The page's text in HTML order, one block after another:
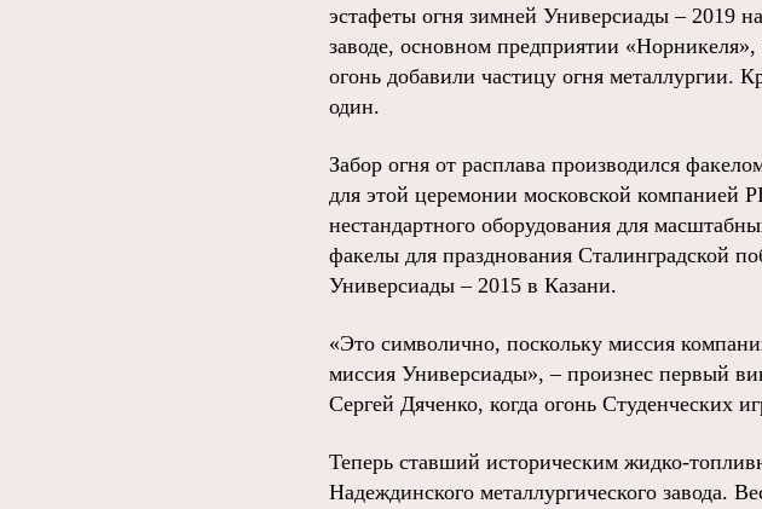
эстафеты огня зимней Универсиады – 2019
заводе, основном предприятии
огонь добавили частицу огня металлургии.
один.
Забор огня от расплава производился
для этой церемонии московской компанией
нестандартного оборудования для
факелы для празднования Сталинградской
Универсиады – 2015 в Казани.
«Это символично, поскольку миссия
миссия Универсиады», – произнес первый
Сергей Дяченко, когда огонь Студенческих
Теперь ставший историческим жидко-
Надеждинского металлургического завода.